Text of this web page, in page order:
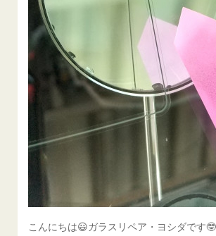
こんにちは😃ガラスリペア・ヨシダです🤓